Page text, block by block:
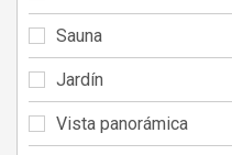
Sauna
Jardín
Vista panorámica